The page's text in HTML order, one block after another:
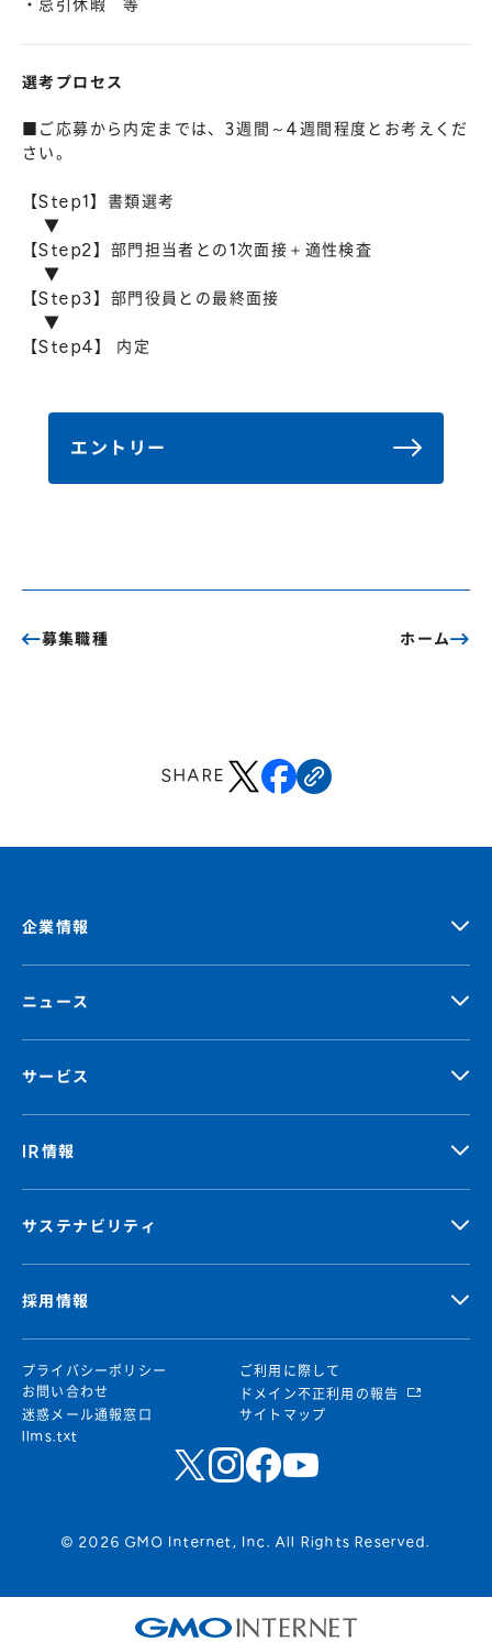
・忌引休暇 等
選考プロセス
■ご応募から内定までは、3週間～4週間程度とお考えくだ
さい。
【Step1】書類選考
▼
【Step2】部門担当者との1次面接＋適性検査
▼
【Step3】部門役員との最終面接
▼
【Step4】 内定
エントリー
募集職種 ホーム
SHARE
企業情報
ニュース
サービス
IR情報
サステナビリティ
採用情報
プライバシーポリシー
ご利用に際して
お問い合わせ
ドメイン不正利用の報告
迷惑メール通報窓口
サイトマップ
llms.txt
© 2026 GMO Internet, Inc. All Rights Reserved.